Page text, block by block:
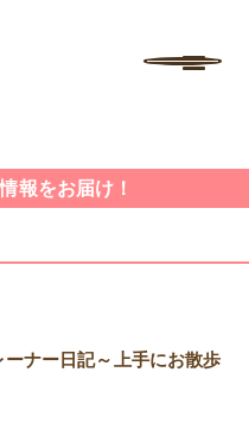
愛犬動物フラワー学園
MENU
報をお届け！
ーナー日記～上手にお散歩